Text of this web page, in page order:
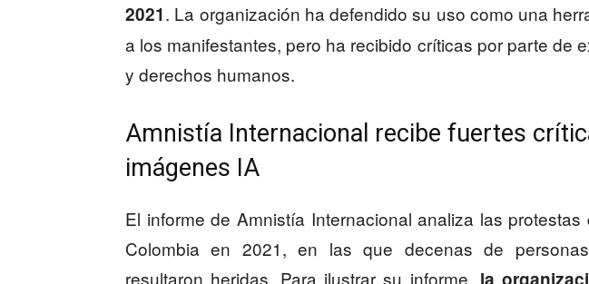
2021. La organización ha defendido su uso como una
a los manifestantes, pero ha recibido críticas por parte de
y derechos humanos.
Amnistía Internacional recibe fuertes
imágenes IA
El informe de Amnistía Internacional analiza las
Colombia en 2021, en las que decenas de
resultaron heridas. Para ilustrar su informe, la